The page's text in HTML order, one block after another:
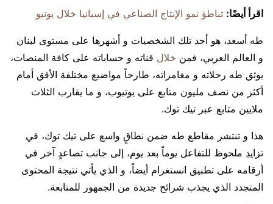
اقرأ أيضًا: تباطؤ نمو الإنتاج الصناعي في إسبانيا خلال يونيو
طه أسعد، هو أحد تلك الشخصيات و أشهرها على مستوى لبنان
و العالم العربي، فمن خلال قناته و حساباته على كافة المنصات،
يوثق طه رحلاته و مغامراته، طارحاً مواضيع مختلفة الأفق أمام
أكثر من نصف مليون متابع على يوتيوب، و ما يقارب الثلاث
ملايين متابع عبر تيك توك.
هذا و تنتشر مقاطع طه ضمن نطاقٍ واسع على تيك توك، في
تزايدِ ملحوظ للتفاعل يوماً بعد يوم، إلى جانب تصاعدٍ آخر في
أرقامه على تطبيق انستغرام أيضاً، و الذي يأتي نتيجة المحتوى
المتجدد الذي يجذب شرائح جديدة من الجمهور للمتابعة.